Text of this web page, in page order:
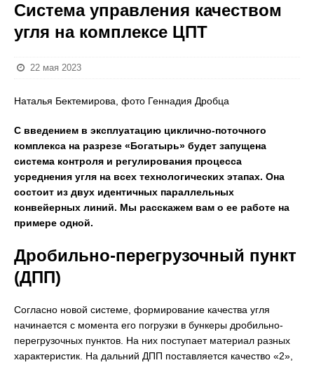
Система управления качеством
угля на комплексе ЦПТ
22 мая 2023
Наталья Бектемирова, фото Геннадия Дробца
С введением в эксплуатацию циклично-поточного
комплекса на разрезе «Богатырь» будет запущена
система контроля и регулирования процесса
усреднения угля на всех технологических этапах. Она
состоит из двух идентичных параллельных
конвейерных линий. Мы расскажем вам о ее работе на
примере одной.
Дробильно-перегрузочный пункт
(ДПП)
Согласно новой системе, формирование качества угля
начинается с момента его погрузки в бункеры дробильно-
перегрузочных пунктов. На них поступает материал разных
характеристик. На дальний ДПП поставляется качество «2»,